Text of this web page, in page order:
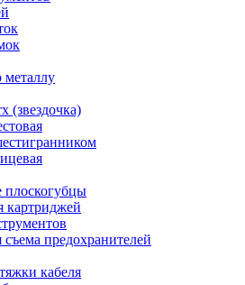
(звездочка)
плоскогубцы
картриджей
съема предохранителей
кабеля